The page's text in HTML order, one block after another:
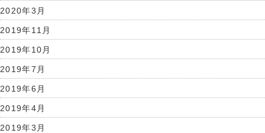
2020年3月
2019年11月
2019年10月
2019年7月
2019年6月
2019年4月
2019年3月